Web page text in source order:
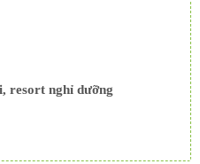
resort nghỉ dưỡng